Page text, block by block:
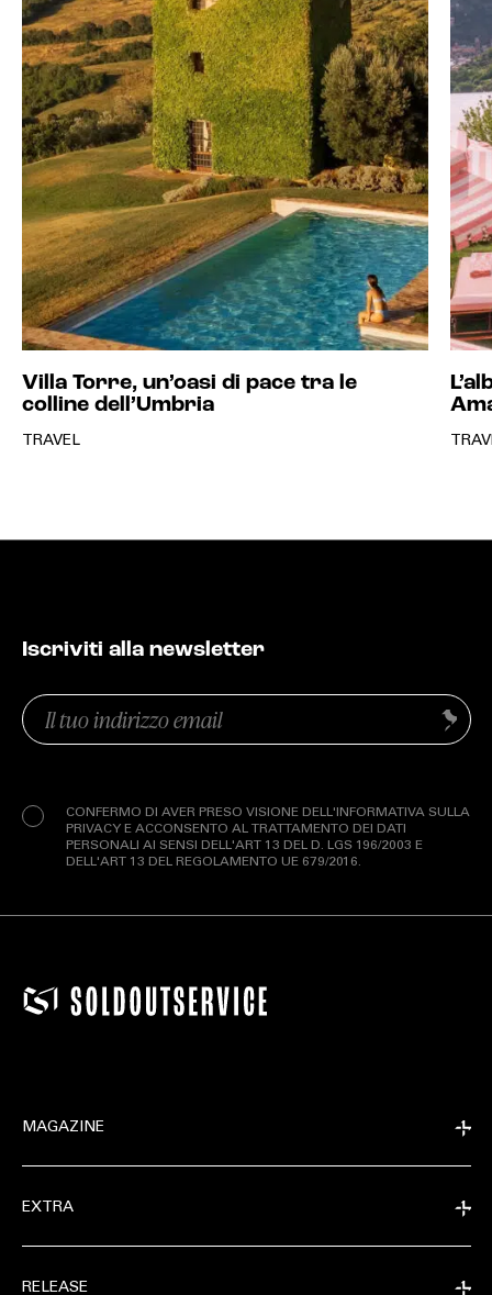
Villa Torre, un’oasi di pace tra le
colline dell’Umbria
TRAVEL
Iscriviti alla newsletter
Email
(Obbligatorio)
CONFERMO DI AVER PRESO VISIONE DELL'INFORMATIVA SULLA
PRIVACY E ACCONSENTO AL TRATTAMENTO DEI DATI
PERSONALI AI SENSI DELL'ART 13 DEL D. LGS 196/2003 E
DELL'ART 13 DEL REGOLAMENTO UE 679/2016.
Invia
MAGAZINE
EXTRA
RELEASE